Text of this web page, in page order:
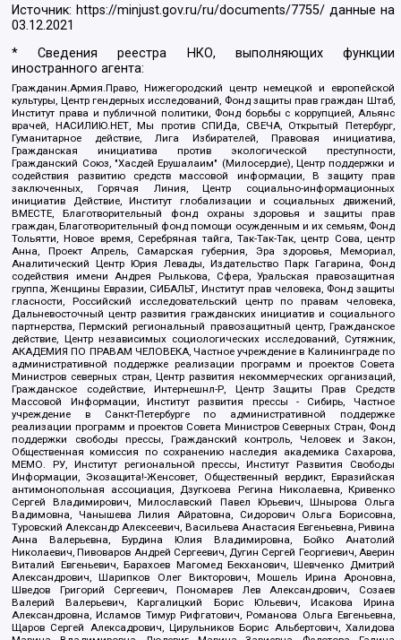
Источник: https://minjust.gov.ru/ru/documents/7755/ данные на
03.12.2021
* Сведения реестра НКО, выполняющих функции
иностранного агента:
Гражданин.Армия.Право, Нижегородский центр немецкой и европейской
культуры, Центр гендерных исследований, Фонд защиты прав граждан Штаб,
Институт права и публичной политики, Фонд борьбы с коррупцией, Альянс
врачей, НАСИЛИЮ.НЕТ, Мы против СПИДа, СВЕЧА, Открытый Петербург,
Гуманитарное действие, Лига Избирателей, Правовая инициатива,
Гражданская инициатива против экологической преступности,
Гражданский Союз, "Хасдей Ерушалаим" (Милосердие), Центр поддержки и
содействия развитию средств массовой информации, В защиту прав
заключенных, Горячая Линия, Центр социально-информационных
инициатив Действие, Институт глобализации и социальных движений,
ВМЕСТЕ, Благотворительный фонд охраны здоровья и защиты прав
граждан, Благотворительный фонд помощи осужденным и их семьям, Фонд
Тольятти, Новое время, Серебряная тайга, Так-Так-Так, центр Сова, центр
Анна, Проект Апрель, Самарская губерния, Эра здоровья, Мемориал,
Аналитический Центр Юрия Левады, Издательство Парк Гагарина, Фонд
содействия имени Андрея Рылькова, Сфера, Уральская правозащитная
группа, Женщины Евразии, СИБАЛЬТ, Институт прав человека, Фонд защиты
гласности, Российский исследовательский центр по правам человека,
Дальневосточный центр развития гражданских инициатив и социального
партнерства, Пермский региональный правозащитный центр, Гражданское
действие, Центр независимых социологических исследований, Сутяжник,
АКАДЕМИЯ ПО ПРАВАМ ЧЕЛОВЕКА, Частное учреждение в Калининграде по
административной поддержке реализации программ и проектов Совета
Министров северных стран, Центр развития некоммерческих организаций,
Гражданское содействие, Интернешнл-Р, Центр Защиты Прав Средств
Массовой Информации, Институт развития прессы - Сибирь, Частное
учреждение в Санкт-Петербурге по административной поддержке
реализации программ и проектов Совета Министров Северных Стран, Фонд
поддержки свободы прессы, Гражданский контроль, Человек и Закон,
Общественная комиссия по сохранению наследия академика Сахарова,
МЕМО. РУ, Институт региональной прессы, Институт Развития Свободы
Информации, Экозащита!-Женсовет, Общественный вердикт, Евразийская
антимонопольная ассоциация, Дзугкоева Регина Николаевна, Кривенко
Сергей Владимирович, Милославский Павел Юрьевич, Шнырова Ольга
Вадимовна, Чанышева Лилия Айратовна, Сидорович Ольга Борисовна,
Туровский Александр Алексеевич, Васильева Анастасия Евгеньевна, Ривина
Анна Валерьевна, Бурдина Юлия Владимировна, Бойко Анатолий
Николаевич, Пивоваров Андрей Сергеевич, Дугин Сергей Георгиевич, Аверин
Виталий Евгеньевич, Барахоев Магомед Бекханович, Шевченко Дмитрий
Александрович, Шарипков Олег Викторович, Мошель Ирина Ароновна,
Шведов Григорий Сергеевич, Пономарев Лев Александрович, Созаев
Валерий Валерьевич, Каргалицкий Борис Юльевич, Исакова Ирина
Александровна, Исламов Тимур Рифгатович, Романова Ольга Евгеньевна,
Щаров Сергей Алексадрович, Цирульников Борис Альбертович, Халидова